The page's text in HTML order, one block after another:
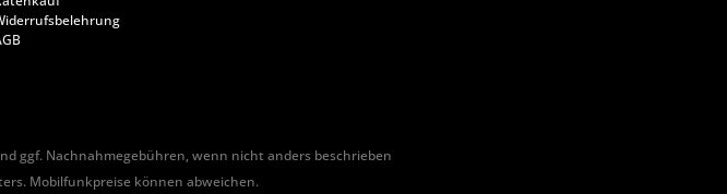
ggf. Nachnahmegebühren, wenn nicht anders beschrieben
Mobilfunkpreise können abweichen.